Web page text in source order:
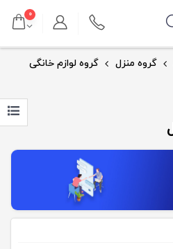
۰
گروه منزل
گروه لوازم خانگی